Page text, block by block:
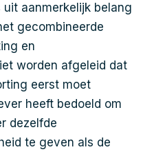
aanmerkelijk belang
gecombineerde
en
worden afgeleid dat
eerst moet
heeft bedoeld om
dezelfde
te geven als de